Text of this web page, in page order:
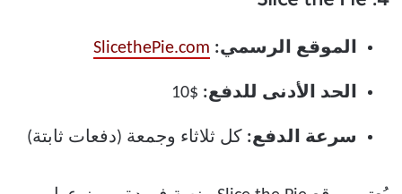
الموقع الرسمي: SlicethePie.com
الحد الأدنى للدفع: $10
سرعة الدفع: كل ثلاثاء وجمعة (دفعات ثابتة)